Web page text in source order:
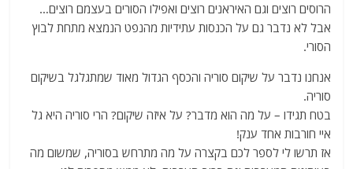
הרוסים רוצים וגם האיראנים רוצים ואפילו הסורים בעצמם רוצים…
אבל לא נדבר גם על הכנסות עתידיות מהנפט הנמצא מתחת לבוץ
הסורי.
אנחנו נדבר על שיקום סוריה והכסף הגדול מאוד שמתגלגל בשיקום
סוריה.
בטח תגידו – על מה הוא מדבר? על איזה שיקום? הרי סוריה היא גל
איי חורבות אחד ענק!
אז תרשו לי לספר לכם בקצרה על מה מתרחש בסוריה, שמשום מה